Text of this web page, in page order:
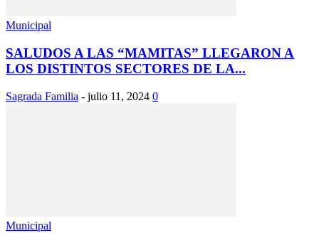
Municipal
SALUDOS A LAS “MAMITAS” LLEGARON A
LOS DISTINTOS SECTORES DE LA...
Sagrada Familia - julio 11, 2024 0
Municipal